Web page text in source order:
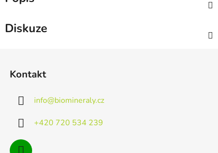
Diskuze
Kontakt
info@biomineraly.cz
+420 720 534 239